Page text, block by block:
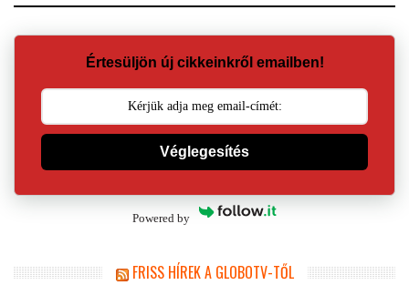
Értesüljön új cikkeinkről emailben!
Véglegesítés
Powered by
FRISS HÍREK A GLOBOTV-TŐL